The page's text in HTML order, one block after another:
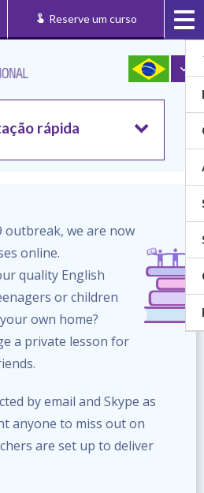
Reserve um curso
rápida
outbreak, we are now
online.
quality English
or children
own home?
a private lesson for
by email and Skype as
anyone to miss out on
are set up to deliver